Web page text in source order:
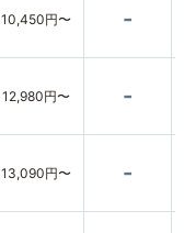
10,450円〜 -
12,980円〜 -
13,090円〜 -